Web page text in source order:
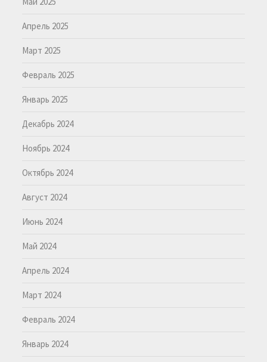
Апрель 2025
Март 2025
Февраль 2025
Январь 2025
Декабрь 2024
Ноябрь 2024
Октябрь 2024
Август 2024
Июнь 2024
Май 2024
Апрель 2024
Март 2024
Февраль 2024
Январь 2024